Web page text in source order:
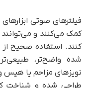
فیلترهای صوتی
کمک می‌کنند و می‌توانند
کنند. استفاده صحیح
شده واضح‌تر،
نویزهای مزاحم یا
طراحی شده و شناخت